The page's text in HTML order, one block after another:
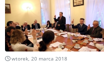
wtorek, 20 marca 2018